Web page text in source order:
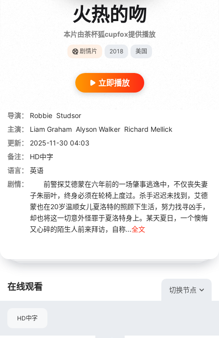
火热的吻
本片由茶杯狐cupfox提供播放
剧情片 2018 美国
立即播放
导演： Robbie Studsor
主演：
Liam Graham Alyson Walker Richard Mellick
更新：
2025-11-30 04:03
备注：
HD中字
语言：
英语
剧情：
前警探艾德蒙在六年前的一场肇事逃逸中，不仅丧失妻
子朱丽叶，终身必须在轮椅上度过。杀手迟迟未找到，艾德
蒙也在20岁温顺女儿夏洛特的照顾下生活，努力找寻凶手，
却也将这一切意外怪罪于夏洛特身上。某天夏日，一个懊悔
又心碎的陌生人前来拜访，自称...全文
在线观看 切换节点
HD中字